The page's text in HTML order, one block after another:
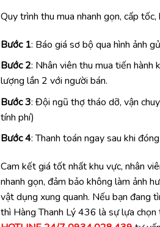
Quy trình thu mua nhanh gọn, cấp
Bước 1: Báo giá sơ bộ qua hình ảnh
Bước 2: Nhân viên thu mua tiến
lượng lần 2 với người bán.
Bước 3: Đội ngũ thợ tháo dỡ, vận
tính phí)
Bước 4: Thanh toán ngay sau khi
Cam kết giá tốt nhất khu vực, nhân
nhanh gọn, đảm bảo không làm ảnh
vật dụng xung quanh. Nếu bạn đang
thì Hàng Thanh Lý 436 là sự lựa chọn